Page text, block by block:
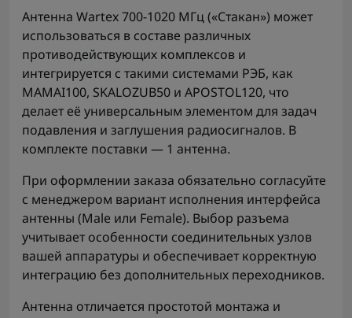
Антенна Wartex 700-1020 МГц («Стакан») может
использоваться в составе различных
противодействующих комплексов и
интегрируется с такими системами РЭБ, как
MAMAI100, SKALOZUB50 и APOSTOL120, что
делает её универсальным элементом для задач
подавления и заглушения радиосигналов. В
комплекте поставки — 1 антенна.
При оформлении заказа обязательно согласуйте
с менеджером вариант исполнения интерфейса
антенны (Male или Female). Выбор разъема
учитывает особенности соединительных узлов
вашей аппаратуры и обеспечивает корректную
интеграцию без дополнительных переходников.
Антенна отличается простотой монтажа и